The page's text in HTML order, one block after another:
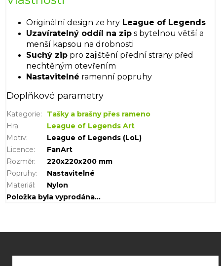
Originální design ze hry League of Legends
Uzavíratelný oddíl na zip s bytelnou větší a
menší kapsou na drobnosti
Suchý zip pro zajištění přední strany před
nechtěným otevřením
Nastavitelné ramenní popruhy
Doplňkové parametry
Kategorie:
Tašky a brašny přes rameno
Hra:
League of Legends Art
Motiv:
League of Legends (LoL)
Licence:
FanArt
Rozměr:
220x220x200 mm
Popruhy:
Nastavitelné
Materiál :
Nylon
Položka byla vyprodána…